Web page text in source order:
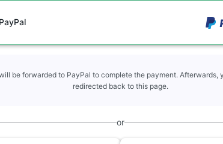
PayPal
be forwarded to PayPal to complete the payment. Afterwards,
redirected back to this page.
or